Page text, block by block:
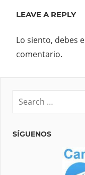
LEAVE A REPLY
Lo siento, debes
comentario.
SÍGUENOS